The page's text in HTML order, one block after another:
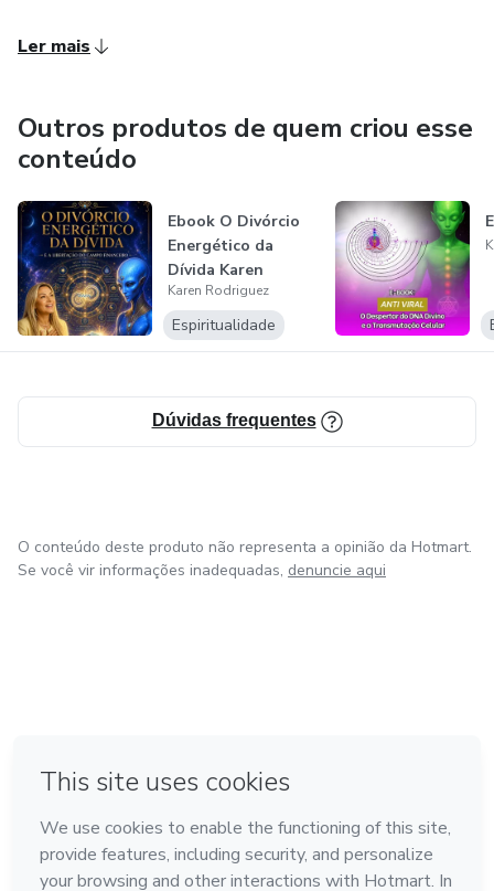
Ler mais
Outros produtos de quem criou esse
conteúdo
Ebook O Divórcio
Energético da
Dívida Karen
Rodriguez
Karen Rodriguez
Espiritualidade
Dúvidas frequentes
O conteúdo deste produto não representa a opinião da Hotmart.
Se você vir informações inadequadas, denuncie aqui
Feito com ❤ em Bogotá